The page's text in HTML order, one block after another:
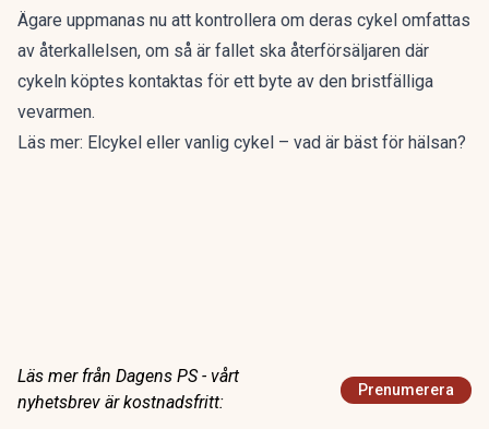
Ägare uppmanas nu att kontrollera om deras cykel omfattas
av återkallelsen, om så är fallet ska återförsäljaren där
cykeln köptes kontaktas för ett byte av den bristfälliga
vevarmen.
Läs mer: Elcykel eller vanlig cykel – vad är bäst för hälsan?
Läs mer från Dagens PS - vårt
nyhetsbrev är kostnadsfritt:
Prenumerera